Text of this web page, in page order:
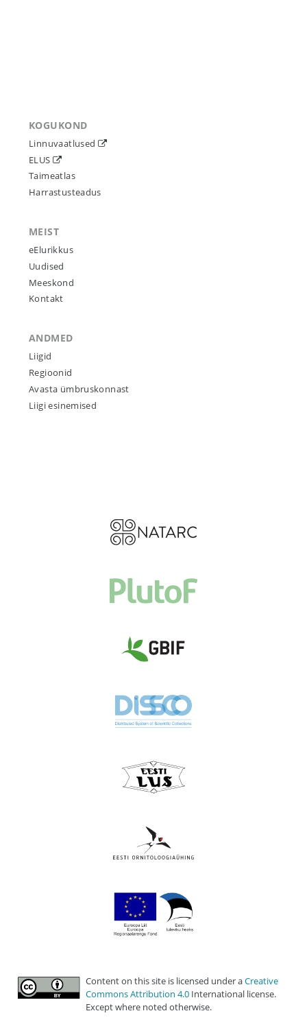
KOGUKOND
Linnuvaatlused
ELUS
Taimeatlas
Harrastusteadus
MEIST
eElurikkus
Uudised
Meeskond
Kontakt
ANDMED
Liigid
Regioonid
Avasta ümbruskonnast
Liigi esinemised
Content on this site is licensed under aCreative
Commons Attribution 4.0 International license.
Except where noted otherwise.